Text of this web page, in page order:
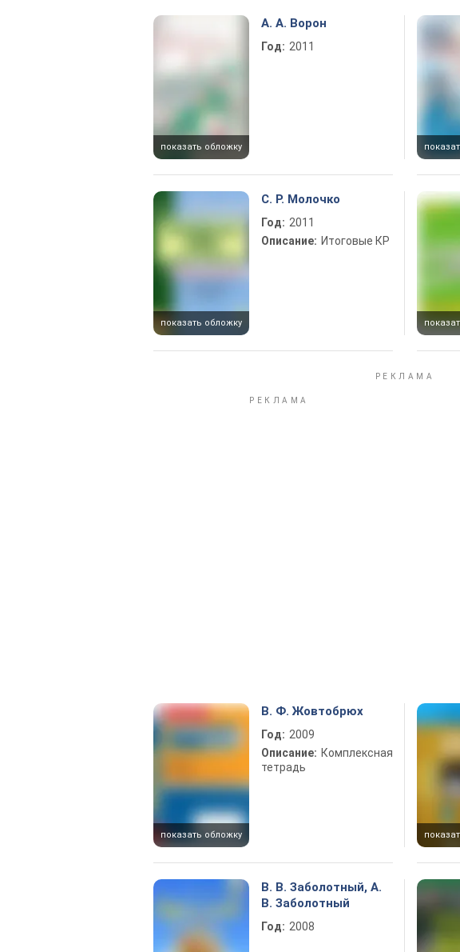
показать обложку
А. А. Ворон
Год: 2011
показать обложку
С. Р. Молочко
Год: 2011
Описание: Итоговые КР
показать обложку
В. Ф. Жовтобрюх
Год: 2009
Описание: Комплексная
тетрадь
В. В. Заболотный, А.
В. Заболотный
Год: 2008